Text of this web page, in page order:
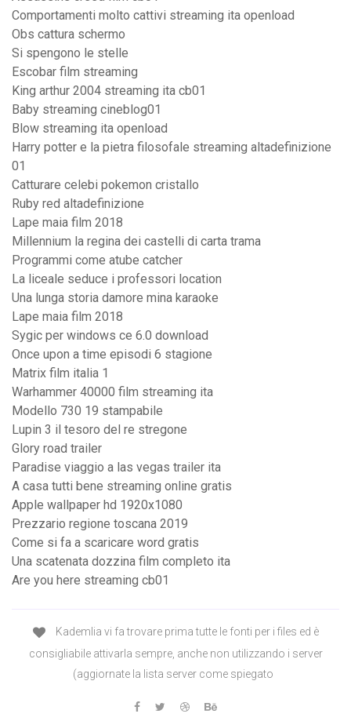
Comportamenti molto cattivi streaming ita openload
Obs cattura schermo
Si spengono le stelle
Escobar film streaming
King arthur 2004 streaming ita cb01
Baby streaming cineblog01
Blow streaming ita openload
Harry potter e la pietra filosofale streaming altadefinizione
01
Catturare celebi pokemon cristallo
Ruby red altadefinizione
Lape maia film 2018
Millennium la regina dei castelli di carta trama
Programmi come atube catcher
La liceale seduce i professori location
Una lunga storia damore mina karaoke
Lape maia film 2018
Sygic per windows ce 6.0 download
Once upon a time episodi 6 stagione
Matrix film italia 1
Warhammer 40000 film streaming ita
Modello 730 19 stampabile
Lupin 3 il tesoro del re stregone
Glory road trailer
Paradise viaggio a las vegas trailer ita
A casa tutti bene streaming online gratis
Apple wallpaper hd 1920x1080
Prezzario regione toscana 2019
Come si fa a scaricare word gratis
Una scatenata dozzina film completo ita
Are you here streaming cb01
Kademlia vi fa trovare prima tutte le fonti per i files ed è
consigliabile attivarla sempre, anche non utilizzando i server
(aggiornate la lista server come spiegato